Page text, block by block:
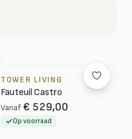
TOWER LIVING
Fauteuil Castro
Vanaf € 529,00
Op voorraad